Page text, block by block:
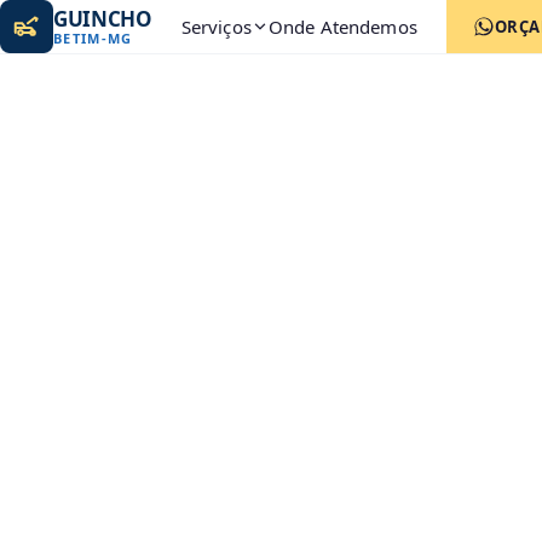
GUINCHO
BETIM-MG Serviços Onde Atendemos